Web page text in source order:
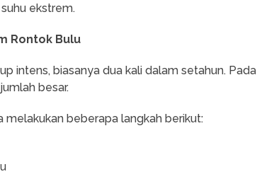
ekstrem.
Rontok Bulu
intens, biasanya dua kali dalam setahun. Pada
besar.
melakukan beberapa langkah berikut: